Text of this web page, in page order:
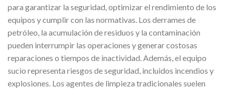
para garantizar la seguridad, optimizar el rendimiento de los
equipos y cumplir con las normativas. Los derrames de
petróleo, la acumulación de residuos y la contaminación
pueden interrumpir las operaciones y generar costosas
reparaciones o tiempos de inactividad. Además, el equipo
sucio representa riesgos de seguridad, incluidos incendios y
explosiones. Los agentes de limpieza tradicionales suelen